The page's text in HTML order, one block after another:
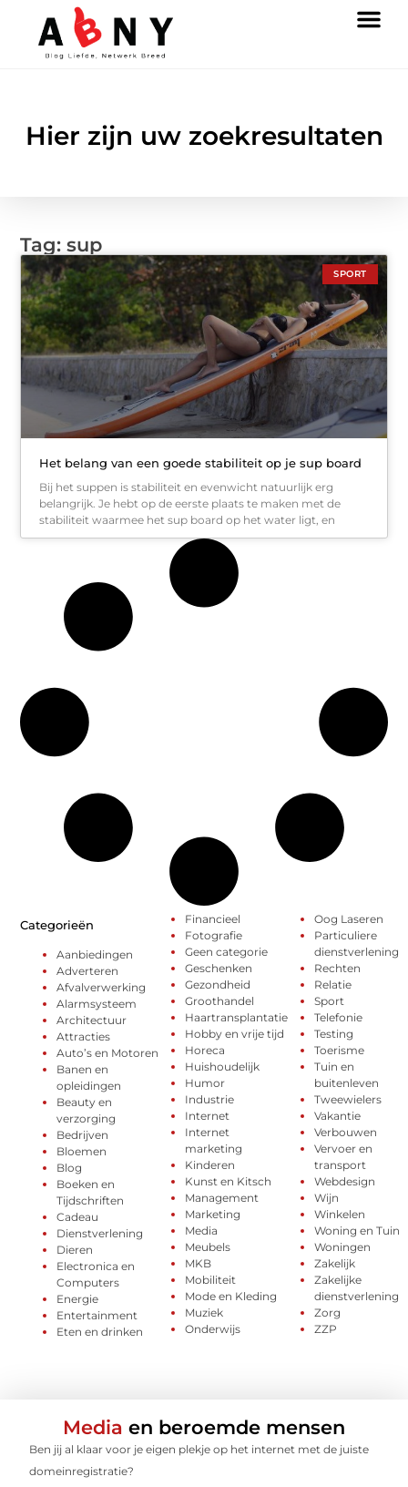
Hier zijn uw zoekresultaten
Tag: sup
SPORT
Het belang van een goede stabiliteit op je sup board
Bij het suppen is stabiliteit en evenwicht natuurlijk erg
belangrijk. Je hebt op de eerste plaats te maken met de
stabiliteit waarmee het sup board op het water ligt, en
Categorieën
Aanbiedingen
Adverteren
Afvalverwerking
Alarmsysteem
Architectuur
Attracties
Auto’s en Motoren
Banen en
opleidingen
Beauty en
verzorging
Bedrijven
Bloemen
Blog
Boeken en
Tijdschriften
Cadeau
Dienstverlening
Dieren
Electronica en
Computers
Energie
Entertainment
Eten en drinken
Financieel
Fotografie
Geen categorie
Geschenken
Gezondheid
Groothandel
Haartransplantatie
Hobby en vrije tijd
Horeca
Huishoudelijk
Humor
Industrie
Internet
Internet
marketing
Kinderen
Kunst en Kitsch
Management
Marketing
Media
Meubels
MKB
Mobiliteit
Mode en Kleding
Muziek
Onderwijs
Oog Laseren
Particuliere
dienstverlening
Rechten
Relatie
Sport
Telefonie
Testing
Toerisme
Tuin en
buitenleven
Tweewielers
Vakantie
Verbouwen
Vervoer en
transport
Webdesign
Wijn
Winkelen
Woning en Tuin
Woningen
Zakelijk
Zakelijke
dienstverlening
Zorg
ZZP
Media en beroemde mensen
Ben jij al klaar voor je eigen plekje op het internet met de juiste
domeinregistratie?